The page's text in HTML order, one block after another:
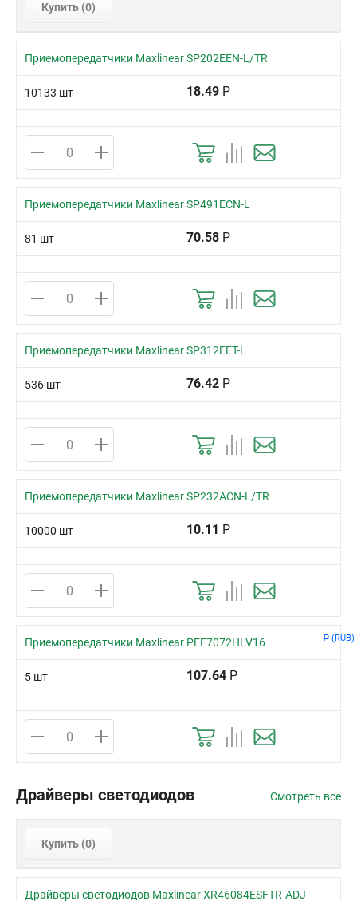
Р (RUB)
Купить (0)
Приемопередатчики Maxlinear SP202EEN-L/TR
10133 шт 18.49 Р
Приемопередатчики Maxlinear SP491ECN-L
81 шт 70.58 Р
Приемопередатчики Maxlinear SP312EET-L
536 шт 76.42 Р
Приемопередатчики Maxlinear SP232ACN-L/TR
10000 шт 10.11 Р
Приемопередатчики Maxlinear PEF7072HLV16
5 шт 107.64 Р
Драйверы светодиодов Смотреть все
Купить (0)
Драйверы светодиодов Maxlinear XR46084ESFTR-ADJ